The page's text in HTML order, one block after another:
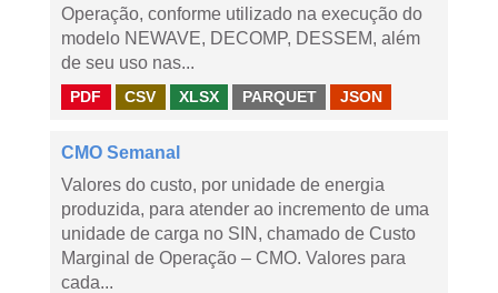
Operação, conforme utilizado na execução do
modelo NEWAVE, DECOMP, DESSEM, além
de seu uso nas...
PDF CSV XLSX PARQUET JSON
CMO Semanal
Valores do custo, por unidade de energia
produzida, para atender ao incremento de uma
unidade de carga no SIN, chamado de Custo
Marginal de Operação – CMO. Valores para
cada...